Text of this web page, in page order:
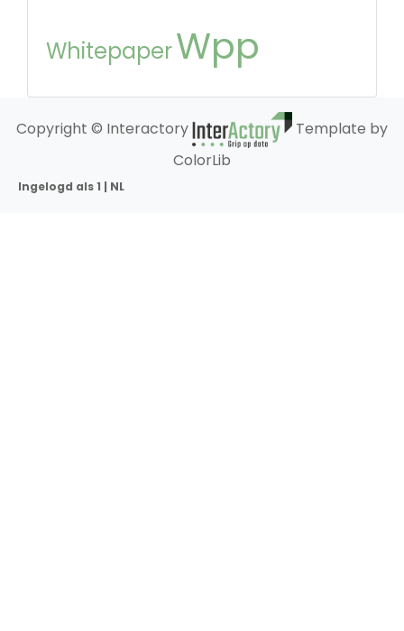
WhitepaperWpp
Copyright © Interactory
Template by
ColorLib
Ingelogd als 1 | NL